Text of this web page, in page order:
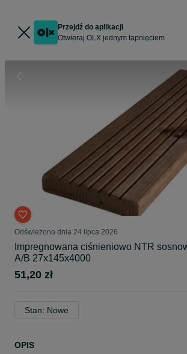
Przejdź do aplikacji
Otwieraj OLX jednym tapnięciem
Odświeżono dnia 24 lipca 2026
Impregnowana ciśnieniowo NTR
A/B 27x145x4000
51,20 zł
Stan: Nowe
OPIS